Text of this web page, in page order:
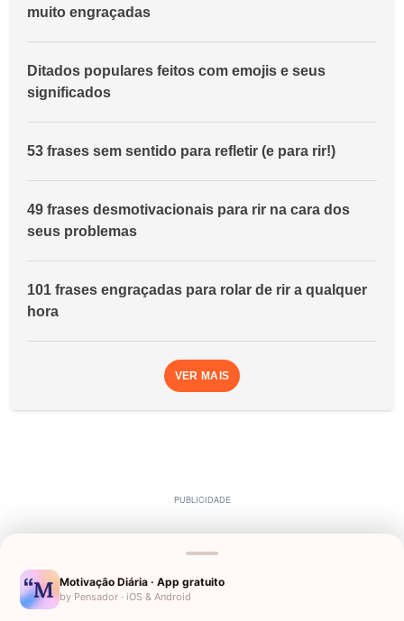
muito engraçadas
Ditados populares feitos com emojis e seus
significados
53 frases sem sentido para refletir (e para rir!)
49 frases desmotivacionais para rir na cara dos
seus problemas
101 frases engraçadas para rolar de rir a qualquer
hora
VER MAIS
Motivação Diária · App gratuito
by Pensador · iOS & Android